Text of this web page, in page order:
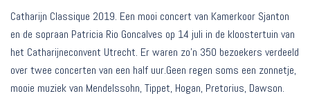
Catharijn Classique 2019. Een mooi concert van Kamerkoor Sjanton
en de sopraan Patricia Rio Goncalves op 14 juli in de kloostertuin van
het Catharijneconvent Utrecht. Er waren zo’n 350 bezoekers verdeeld
over twee concerten van een half uur.Geen regen soms een zonnetje,
mooie muziek van Mendelssohn, Tippet, Hogan, Pretorius, Dawson.